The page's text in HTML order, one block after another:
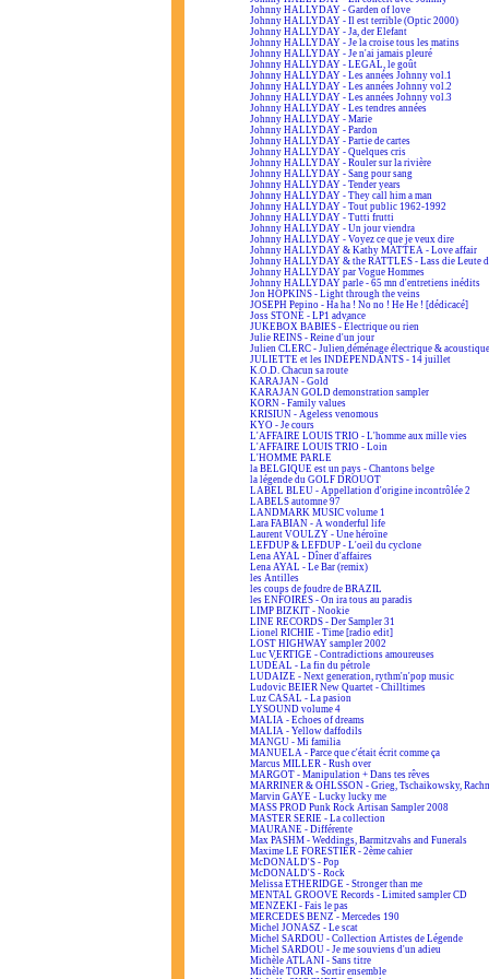
Johnny HALLYDAY - Garden of love
Johnny HALLYDAY - Il est terrible (Optic 2000)
Johnny HALLYDAY - Ja, der Elefant
Johnny HALLYDAY - Je la croise tous les matins
Johnny HALLYDAY - Je n'ai jamais pleuré
Johnny HALLYDAY - LEGAL, le goût
Johnny HALLYDAY - Les années Johnny vol.1
Johnny HALLYDAY - Les années Johnny vol.2
Johnny HALLYDAY - Les années Johnny vol.3
Johnny HALLYDAY - Les tendres années
Johnny HALLYDAY - Marie
Johnny HALLYDAY - Pardon
Johnny HALLYDAY - Partie de cartes
Johnny HALLYDAY - Quelques cris
Johnny HALLYDAY - Rouler sur la rivière
Johnny HALLYDAY - Sang pour sang
Johnny HALLYDAY - Tender years
Johnny HALLYDAY - They call him a man
Johnny HALLYDAY - Tout public 1962-1992
Johnny HALLYDAY - Tutti frutti
Johnny HALLYDAY - Un jour viendra
Johnny HALLYDAY - Voyez ce que je veux dire
Johnny HALLYDAY & Kathy MATTEA - Love affair
Johnny HALLYDAY & the RATTLES - Lass die Leute
Johnny HALLYDAY par Vogue Hommes
Johnny HALLYDAY parle - 65 mn d'entretiens inédits
Jon HOPKINS - Light through the veins
JOSEPH Pepino - Ha ha ! No no ! He He ! [dédicacé]
Joss STONE - LP1 advance
JUKEBOX BABIES - Électrique ou rien
Julie REINS - Reine d'un jour
Julien CLERC - Julien déménage électrique & acoustique
JULIETTE et les INDÉPENDANTS - 14 juillet
K.O.D. Chacun sa route
KARAJAN - Gold
KARAJAN GOLD demonstration sampler
KORN - Family values
KRISIUN - Ageless venomous
KYO - Je cours
L'AFFAIRE LOUIS TRIO - L'homme aux mille vies
L'AFFAIRE LOUIS TRIO - Loin
L'HOMME PARLE
la BELGIQUE est un pays - Chantons belge
la légende du GOLF DROUOT
LABEL BLEU - Appellation d'origine incontrôlée 2
LABELS automne 97
LANDMARK MUSIC volume 1
Lara FABIAN - A wonderful life
Laurent VOULZY - Une héroïne
LEFDUP & LEFDUP - L'oeil du cyclone
Lena AYAL - Dîner d'affaires
Lena AYAL - Le Bar (remix)
les Antilles
les coups de foudre de BRAZIL
les ENFOIRÉS - On ira tous au paradis
LIMP BIZKIT - Nookie
LINE RECORDS - Der Sampler 31
Lionel RICHIE - Time [radio edit]
LOST HIGHWAY sampler 2002
Luc VERTIGE - Contradictions amoureuses
LUDÉAL - La fin du pétrole
LUDAIZE - Next generation, rythm'n'pop music
Ludovic BEIER New Quartet - Chilltimes
Luz CASAL - La pasion
LYSOUND volume 4
MALIA - Echoes of dreams
MALIA - Yellow daffodils
MANGU - Mi familia
MANUELA - Parce que c'était écrit comme ça
Marcus MILLER - Rush over
MARGOT - Manipulation + Dans tes rêves
MARRINER & OHLSSON - Grieg, Tschaikowsky,
Marvin GAYE - Lucky lucky me
MASS PROD Punk Rock Artisan Sampler 2008
MASTER SERIE - La collection
MAURANE - Différente
Max PASHM - Weddings, Barmitzvahs and Funerals
Maxime LE FORESTIER - 2ème cahier
McDONALD'S - Pop
McDONALD'S - Rock
Melissa ETHERIDGE - Stronger than me
MENTAL GROOVE Records - Limited sampler CD
MENZEKI - Fais le pas
MERCEDES BENZ - Mercedes 190
Michel JONASZ - Le scat
Michel SARDOU - Collection Artistes de Légende
Michel SARDOU - Je me souviens d'un adieu
Michèle ATLANI - Sans titre
Michèle TORR - Sortir ensemble